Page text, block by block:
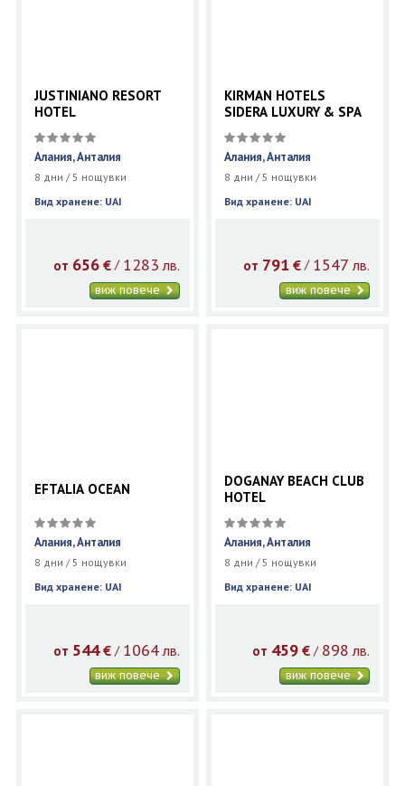
JUSTINIANO RESORT
HOTEL
Алания, Анталия
8 дни / 5 нощувки
Вид хранене: UAI
от 656 €/ 1283 лв.
виж повече
KIRMAN HOTELS
SIDERA LUXURY & SPA
Алания, Анталия
8 дни / 5 нощувки
Вид хранене: UAI
от 791 € / 1547 лв.
виж повече
EFTALIA OCEAN
Алания, Анталия
8 дни / 5 нощувки
Вид хранене: UAI
от 544 €/ 1064 лв.
виж повече
DOGANAY BEACH CLUB
HOTEL
Алания, Анталия
8 дни / 5 нощувки
Вид хранене: UAI
от 459 € / 898 лв.
виж повече